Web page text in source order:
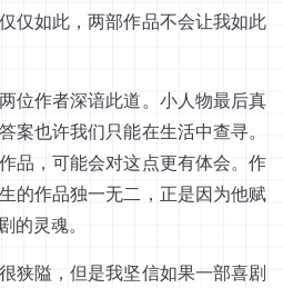
仅如此，两部作品不会让我如此
位作者深谙此道。小人物最后真
案也许我们只能在生活中查寻。
品，可能会对这点更有体会。作
的作品独一无二，正是因为他赋
的灵魂。
狭隘，但是我坚信如果一部喜剧